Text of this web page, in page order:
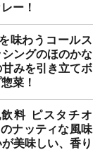
ー！
味わうコールス
ングのほのかな
みを引き立てボ
菜！
料 ピスタチオ
ナッティな風味
美味しい、香り